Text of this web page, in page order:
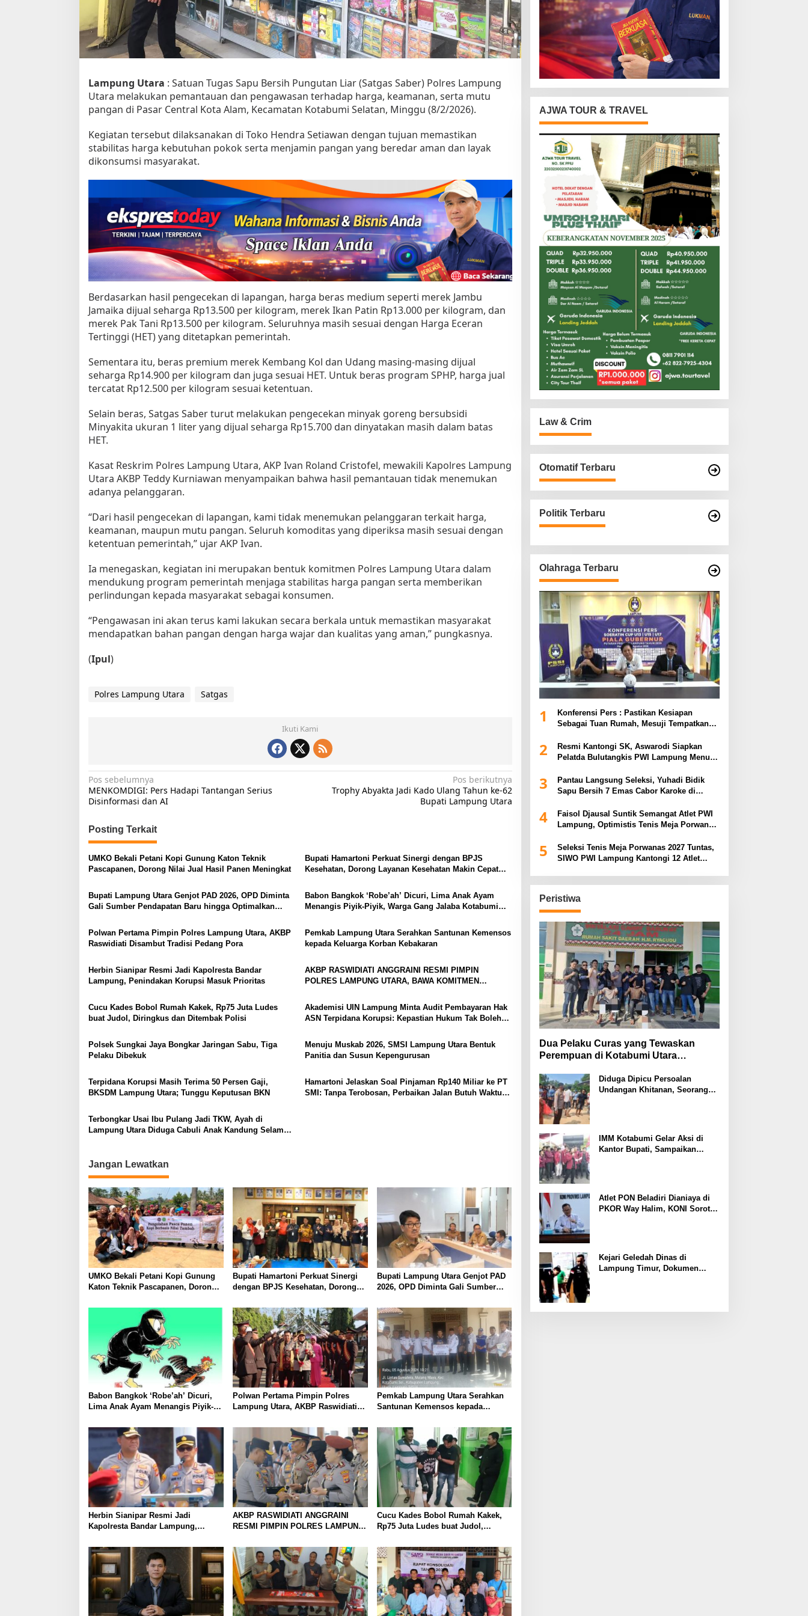
t
u
P
a
n
g
n
d
i
P
s
a
e
t
r
a
l
K
o
t
a
l
a
m
Lampung Utara : Satuan Tugas Sapu Bersih Pungutan Liar (Satgas Saber) Polres Lampung
Utara melakukan pemantauan dan pengawasan terhadap harga, keamanan, serta mutu
pangan di Pasar Central Kota Alam, Kecamatan Kotabumi Selatan, Minggu (8/2/2026).
Kegiatan tersebut dilaksanakan di Toko Hendra Setiawan dengan tujuan memastikan
stabilitas harga kebutuhan pokok serta menjamin pangan yang beredar aman dan layak
dikonsumsi masyarakat.
Berdasarkan hasil pengecekan di lapangan, harga beras medium seperti merek Jambu
Jamaika dijual seharga Rp13.500 per kilogram, merek Ikan Patin Rp13.000 per kilogram, dan
merek Pak Tani Rp13.500 per kilogram. Seluruhnya masih sesuai dengan Harga Eceran
Tertinggi (HET) yang ditetapkan pemerintah.
Sementara itu, beras premium merek Kembang Kol dan Udang masing-masing dijual
seharga Rp14.900 per kilogram dan juga sesuai HET. Untuk beras program SPHP, harga jual
tercatat Rp12.500 per kilogram sesuai ketentuan.
Selain beras, Satgas Saber turut melakukan pengecekan minyak goreng bersubsidi
Minyakita ukuran 1 liter yang dijual seharga Rp15.700 dan dinyatakan masih dalam batas
HET.
Kasat Reskrim Polres Lampung Utara, AKP Ivan Roland Cristofel, mewakili Kapolres Lampung
Utara AKBP Teddy Kurniawan menyampaikan bahwa hasil pemantauan tidak menemukan
adanya pelanggaran.
“Dari hasil pengecekan di lapangan, kami tidak menemukan pelanggaran terkait harga,
keamanan, maupun mutu pangan. Seluruh komoditas yang diperiksa masih sesuai dengan
ketentuan pemerintah,” ujar AKP Ivan.
Ia menegaskan, kegiatan ini merupakan bentuk komitmen Polres Lampung Utara dalam
mendukung program pemerintah menjaga stabilitas harga pangan serta memberikan
perlindungan kepada masyarakat sebagai konsumen.
“Pengawasan ini akan terus kami lakukan secara berkala untuk memastikan masyarakat
mendapatkan bahan pangan dengan harga wajar dan kualitas yang aman,” pungkasnya.
(Ipul)
Polres Lampung Utara Satgas
Ikuti Kami
N
a
i
g
a
i
o
s
Pos sebelumnya
MENKOMDIGI: Pers Hadapi Tantangan Serius
Disinformasi dan AI
Pos berikutnya
Trophy Abyakta Jadi Kado Ulang Tahun ke-62
Bupati Lampung Utara
Posting Terkait
UMKO Bekali Petani Kopi Gunung Katon Teknik
Pascapanen, Dorong Nilai Jual Hasil Panen Meningkat
Bupati Hamartoni Perkuat Sinergi dengan BPJS
Kesehatan, Dorong Layanan Kesehatan Makin Cepat
Bupati Lampung Utara Genjot PAD 2026, OPD Diminta
Gali Sumber Pendapatan Baru hingga Optimalkan
Babon Bangkok ‘Robe’ah’ Dicuri, Lima Anak Ayam
Menangis Piyik-Piyik, Warga Gang Jalaba Kotabumi
Polwan Pertama Pimpin Polres Lampung Utara, AKBP
Raswidiati Disambut Tradisi Pedang Pora
Pemkab Lampung Utara Serahkan Santunan Kemensos
kepada Keluarga Korban Kebakaran
Herbin Sianipar Resmi Jadi Kapolresta Bandar
Lampung, Penindakan Korupsi Masuk Prioritas
AKBP RASWIDIATI ANGGRAINI RESMI PIMPIN
POLRES LAMPUNG UTARA, BAWA KOMITMEN
Cucu Kades Bobol Rumah Kakek, Rp75 Juta Ludes
buat Judol, Diringkus dan Ditembak Polisi
Akademisi UIN Lampung Minta Audit Pembayaran Hak
ASN Terpidana Korupsi: Kepastian Hukum Tak Boleh
Polsek Sungkai Jaya Bongkar Jaringan Sabu, Tiga
Pelaku Dibekuk
Menuju Muskab 2026, SMSI Lampung Utara Bentuk
Panitia dan Susun Kepengurusan
Terpidana Korupsi Masih Terima 50 Persen Gaji,
BKSDM Lampung Utara; Tunggu Keputusan BKN
Hamartoni Jelaskan Soal Pinjaman Rp140 Miliar ke PT
SMI: Tanpa Terobosan, Perbaikan Jalan Butuh Waktu
Terbongkar Usai Ibu Pulang Jadi TKW, Ayah di
Lampung Utara Diduga Cabuli Anak Kandung Selama
Jangan Lewatkan
UMKO Bekali Petani Kopi Gunung
Katon Teknik Pascapanen, Dorong
Bupati Hamartoni Perkuat Sinergi
dengan BPJS Kesehatan, Dorong
dan Mudah
Bupati Lampung Utara Genjot PAD
2026, OPD Diminta Gali Sumber
Optimalkan PBB-P2
Babon Bangkok ‘Robe’ah’ Dicuri,
Lima Anak Ayam Menangis Piyik-
Heboh
Polwan Pertama Pimpin Polres
Lampung Utara, AKBP Raswidiati
Pemkab Lampung Utara Serahkan
Santunan Kemensos kepada
Herbin Sianipar Resmi Jadi
Kapolresta Bandar Lampung,
Prioritas
AKBP RASWIDIATI ANGGRAINI
RESMI PIMPIN POLRES LAMPUNG
PERKUAT KAMTIBMAS DAN
PELAYANAN PRESISI
Cucu Kades Bobol Rumah Kakek,
Rp75 Juta Ludes buat Judol,
AJWA TOUR & TRAVEL
Law & Crim
Otomatif Terbaru
Politik Terbaru
Olahraga Terbaru
1
Konferensi Pers : Pastikan Kesiapan
Sebagai Tuan Rumah, Mesuji Tempatkan
Piala Gubernur Lampung
2
Resmi Kantongi SK, Aswarodi Siapkan
Pelatda Bulutangkis PWI Lampung Menuju
3
Pantau Langsung Seleksi, Yuhadi Bidik
Sapu Bersih 7 Emas Cabor Karoke di
4
Faisol Djausal Suntik Semangat Atlet PWI
Lampung, Optimistis Tenis Meja Porwanas
5
Seleksi Tenis Meja Porwanas 2027 Tuntas,
SIWO PWI Lampung Kantongi 12 Atlet
Peristiwa
Dua Pelaku Curas yang Tewaskan
Perempuan di Kotabumi Utara
Ekonomi
Diduga Dipicu Persoalan
Undangan Khitanan, Seorang
IMM Kotabumi Gelar Aksi di
Kantor Bupati, Sampaikan
Atlet PON Beladiri Dianiaya di
PKOR Way Halim, KONI Soroti
Kejari Geledah Dinas di
Lampung Timur, Dokumen